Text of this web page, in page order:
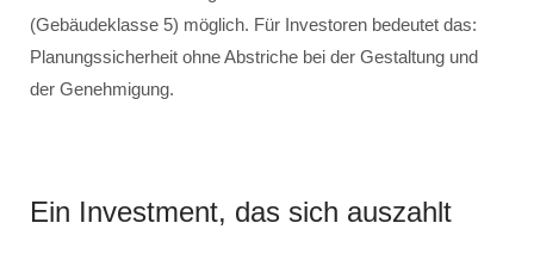
(Gebäudeklasse 5) möglich. Für Investoren bedeutet das:
Planungssicherheit ohne Abstriche bei der Gestaltung und
der Genehmigung.
Ein Investment, das sich auszahlt